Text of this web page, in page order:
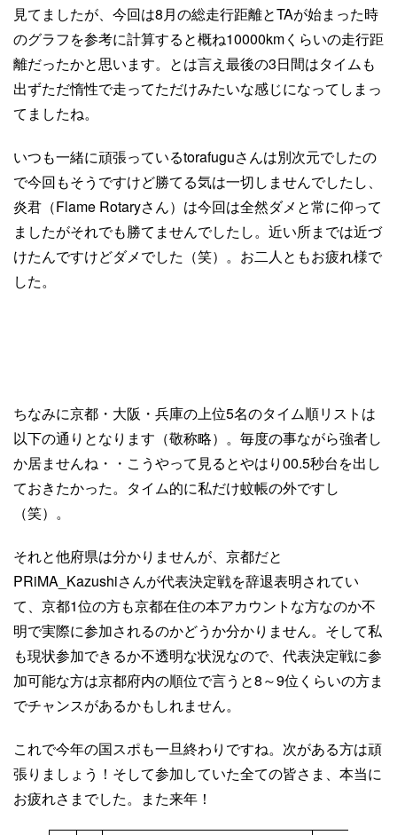
見てましたが、今回は8月の総走行距離とTAが始まった時
のグラフを参考に計算すると概ね10000kmくらいの走行距
離だったかと思います。とは言え最後の3日間はタイムも
出ずただ惰性で走ってただけみたいな感じになってしまっ
てましたね。
いつも一緒に頑張っているtorafuguさんは別次元でしたの
で今回もそうですけど勝てる気は一切しませんでしたし、
炎君（Flame Rotaryさん）は今回は全然ダメと常に仰って
ましたがそれでも勝てませんでしたし。近い所までは近づ
けたんですけどダメでした（笑）。お二人ともお疲れ様で
した。
ちなみに京都・大阪・兵庫の上位5名のタイム順リストは
以下の通りとなります（敬称略）。毎度の事ながら強者し
か居ませんね・・こうやって見るとやはり00.5秒台を出し
ておきたかった。タイム的に私だけ蚊帳の外ですし
（笑）。
それと他府県は分かりませんが、京都だと
PRiMA_Kazushiさんが代表決定戦を辞退表明されてい
て、京都1位の方も京都在住の本アカウントな方なのか不
明で実際に参加されるのかどうか分かりません。そして私
も現状参加できるか不透明な状況なので、代表決定戦に参
加可能な方は京都府内の順位で言うと8～9位くらいの方ま
でチャンスがあるかもしれません。
これで今年の国スポも一旦終わりですね。次がある方は頑
張りましょう！そして参加していた全ての皆さま、本当に
お疲れさまでした。また来年！